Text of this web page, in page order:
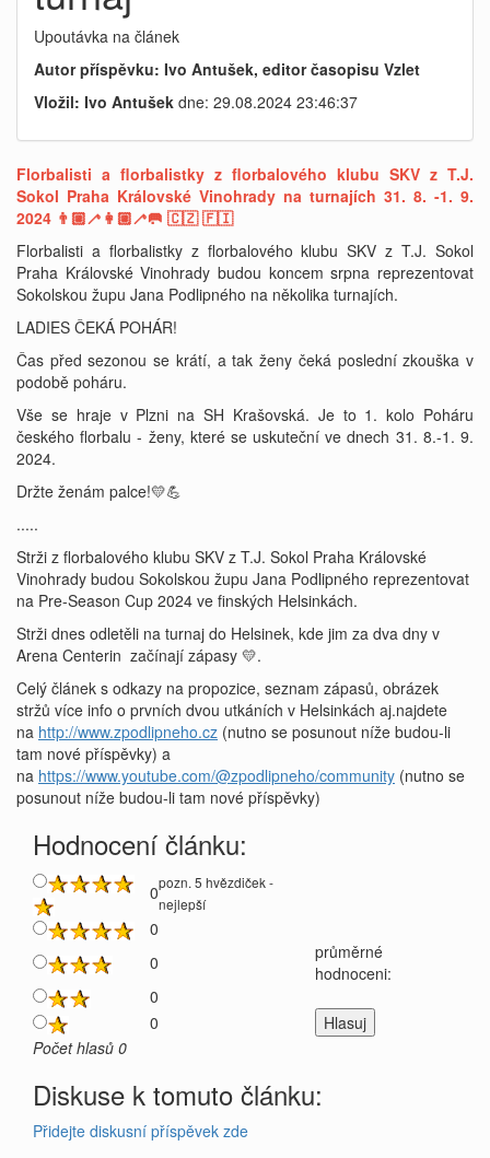
Upoutávka na článek
Autor příspěvku: Ivo Antušek, editor časopisu Vzlet
Vložil: Ivo Antušek dne: 29.08.2024 23:46:37
Florbalisti a florbalistky z florbalového klubu SKV z T.J.
Sokol Praha Královské Vinohrady na turnajích 31. 8. -1. 9.
2024 👨🏼‍🦯👩🏼‍🦯🥅 🇨🇿 🇫🇮
Florbalisti a florbalistky z florbalového klubu SKV z T.J. Sokol
Praha Královské Vinohrady budou koncem srpna reprezentovat
Sokolskou župu Jana Podlipného na několika turnajích.
LADIES ČEKÁ POHÁR!
Čas před sezonou se krátí, a tak ženy čeká poslední zkouška v
podobě poháru.
Vše se hraje v Plzni na SH Krašovská. Je to 1. kolo Poháru
českého florbalu - ženy, které se uskuteční ve dnech 31. 8.-1. 9.
2024.
Držte ženám palce!💛💪
.....
Strži z florbalového klubu SKV z T.J. Sokol Praha Královské
Vinohrady budou Sokolskou župu Jana Podlipného reprezentovat
na Pre-Season Cup 2024 ve finských Helsinkách.
Strži dnes odletěli na turnaj do Helsinek, kde jim za dva dny v
Arena Centerin začínají zápasy 💛.
Celý článek s odkazy na propozice, seznam zápasů, obrázek
stržů více info o prvních dvou utkáních v Helsinkách aj.najdete
na http://www.zpodlipneho.cz (nutno se posunout níže budou-li
tam nové příspěvky) a
na https://www.youtube.com/@zpodlipneho/community (nutno se
posunout níže budou-li tam nové příspěvky)
Hodnocení článku:
0pozn. 5 hvězdiček -
nejlepší
0
0
průměrné
hodnoceni:
0
0
Počet hlasů 0
Diskuse k tomuto článku:
Přidejte diskusní příspěvek zde